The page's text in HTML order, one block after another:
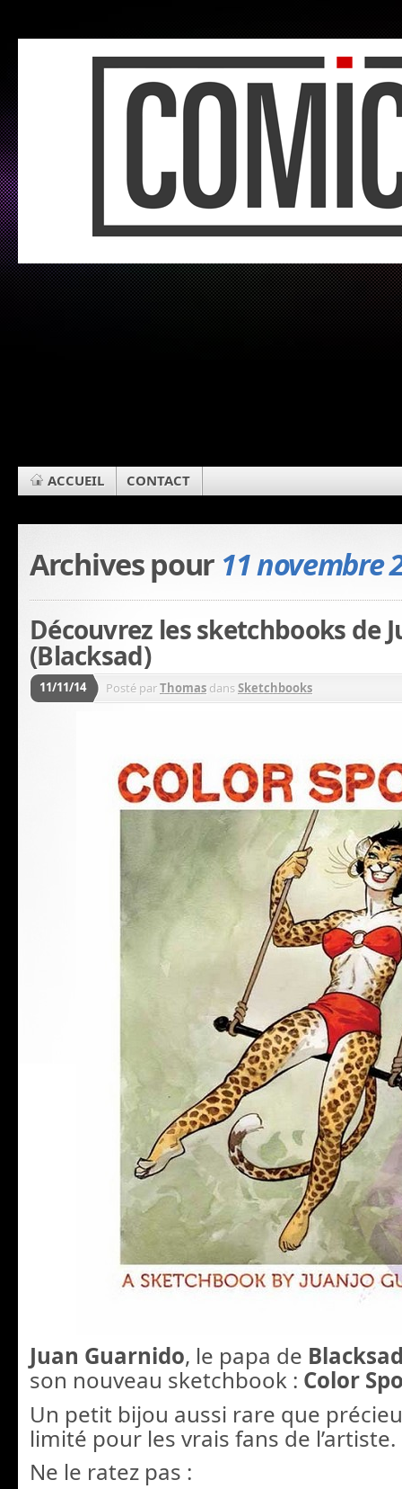
ACCUEIL CONTACT
Archives pour 11 novembre
Découvrez les sketchbooks de
(Blacksad)
11/11/14 Posté parThomas dansSketchbooks
Juan Guarnido, le papa de
son nouveau sketchbook : Color
Un petit bijou aussi rare que
limité pour les vrais fans de l’artiste.
Ne le ratez pas :